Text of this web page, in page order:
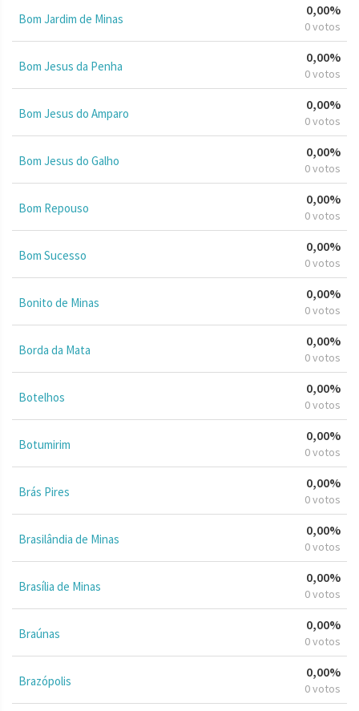
Bom Jardim de Minas
0,00%
0 votos
Bom Jesus da Penha
0,00%
0 votos
Bom Jesus do Amparo
0,00%
0 votos
Bom Jesus do Galho
0,00%
0 votos
Bom Repouso
0,00%
0 votos
Bom Sucesso
0,00%
0 votos
Bonito de Minas
0,00%
0 votos
Borda da Mata
0,00%
0 votos
Botelhos
0,00%
0 votos
Botumirim
0,00%
0 votos
Brás Pires
0,00%
0 votos
Brasilândia de Minas
0,00%
0 votos
Brasília de Minas
0,00%
0 votos
Braúnas
0,00%
0 votos
Brazópolis
0,00%
0 votos